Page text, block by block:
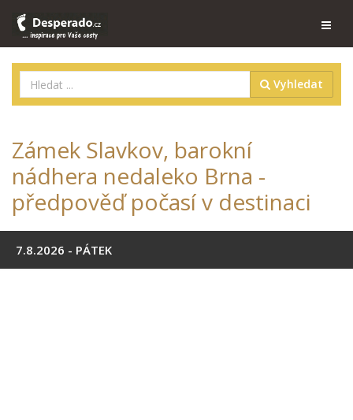
Vyhledat
Zámek Slavkov, barokní
nádhera nedaleko Brna -
předpověď počasí v destinaci
7.8.2026 - PÁTEK